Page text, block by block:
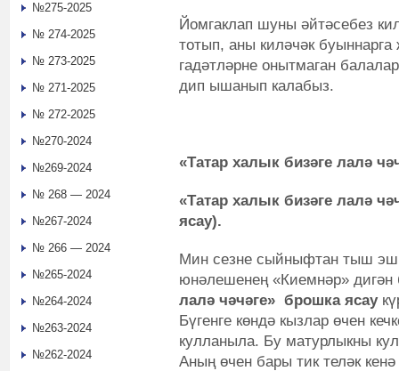
Йомгаклап шуны әйтәсебез
тотып, аны киләчәк
гадәтләрне онытмаган
дип ышанып калабыз.
«Татар халык бизәге лалә
«Татар халык бизәге лалә
ясау).
Мин сезне сыйныфтан тыш
юнәлешенең «Киемнәр» дигән
лалә чәчәге» брошка ясау
Бүгенге көндә кызлар өчен
кулланыла. Бу матурлыкны
Аның өчен бары тик теләк кенә
№275-2025
№ 274-2025
№ 273-2025
№ 271-2025
№ 272-2025
№270-2024
№269-2024
№ 268 — 2024
№267-2024
№ 266 — 2024
№265-2024
№264-2024
№263-2024
№262-2024